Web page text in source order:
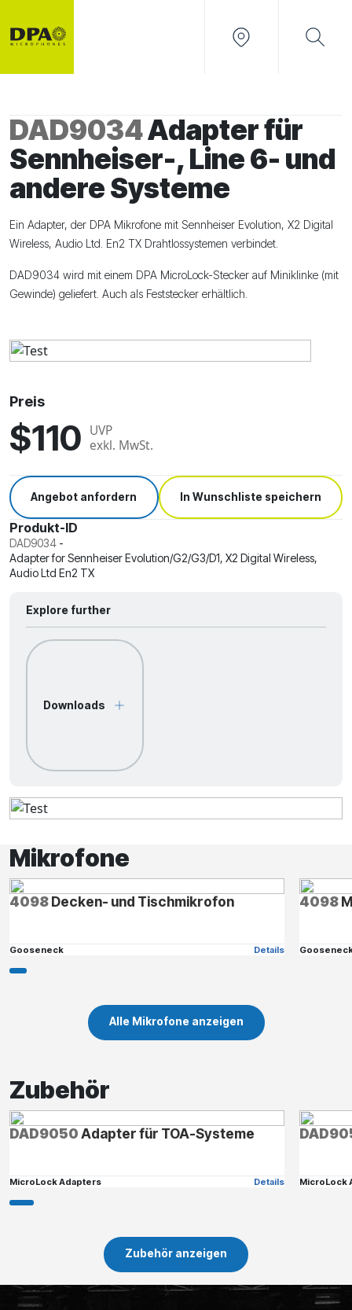
DAD9034Adapter für
Sennheiser-, Line 6- und
andere Systeme
Ein Adapter, der DPA Mikrofone mit Sennheiser Evolution, X2 Digital
Wireless, Audio Ltd. En2 TX Drahtlossystemen verbindet.
DAD9034 wird mit einem DPA MicroLock-Stecker auf Miniklinke (mit
Gewinde) geliefert. Auch als Feststecker erhältlich.
Preis
$110 UVP
exkl. MwSt.
Angebot anfordern In Wunschliste speichern
Produkt-ID
DAD9034 -
Adapter for Sennheiser Evolution/G2/G3/D1, X2 Digital Wireless,
Audio Ltd En2 TX
Explore further
Downloads
Mikrofone
4098Decken- und Tischmikrofon
Gooseneck Details
4098
Alle Mikrofone anzeigen
Zubehör
DAD9050Adapter für TOA-Systeme
MicroLock Adapters Details MicroLock
Zubehör anzeigen